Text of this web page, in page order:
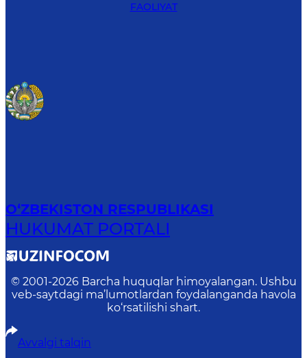
FAOLIYAT
O‘ZBEKISTON RESPUBLIKASI
HUKUMAT PORTALI
© 2001-2026 Barcha huquqlar himoyalangan. Ushbu
veb-saytdagi ma’lumotlardan foydalanganda havola
ko‘rsatilishi shart.
Avvalgi talqin